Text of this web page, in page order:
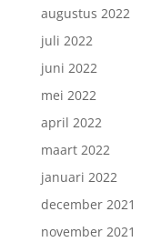
augustus 2022
juli 2022
juni 2022
mei 2022
april 2022
maart 2022
januari 2022
december 2021
november 2021